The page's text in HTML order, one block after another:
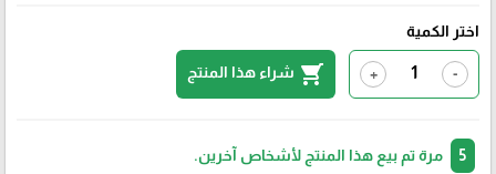
اختر الكمية
-
+
shopping_cart شراء هذا المنتج
مرة تم بيع هذا المنتج لأشخاص آخرين.